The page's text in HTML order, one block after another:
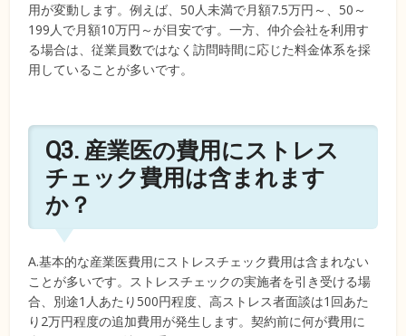
用が変動します。例えば、50人未満で月額7.5万円～、50～
199人で月額10万円～が目安です。一方、仲介会社を利用す
る場合は、従業員数ではなく訪問時間に応じた料金体系を採
用していることが多いです。
Q3. 産業医の費用にストレス
チェック費用は含まれます
か？
A.基本的な産業医費用にストレスチェック費用は含まれない
ことが多いです。ストレスチェックの実施者を引き受ける場
合、別途1人あたり500円程度、高ストレス者面談は1回あた
り2万円程度の追加費用が発生します。契約前に何が費用に